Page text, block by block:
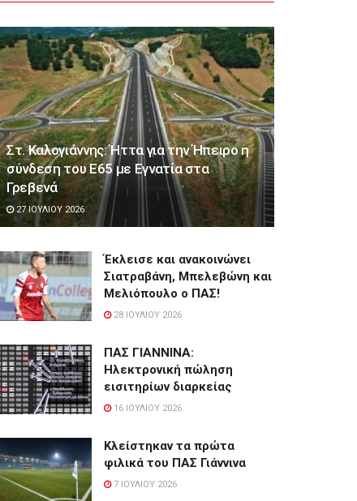
Στ. Καλογιάννης: Ήττα για την Ήπειρο η
σύνδεση του Ε65 με Εγνατία στα
Γρεβενά
27 ΙΟΥΛΊΟΥ 2026
Έκλεισε και ανακοινώνει
Σιατραβάνη, Μπελεβώνη και
Μελιόπουλο ο ΠΑΣ!
28 ΙΟΥΛΊΟΥ 2026
ΠΑΣ ΓΙΑΝΝΙΝΑ:
Hλεκτρονική πώληση
εισιτηρίων διαρκείας
16 ΙΟΥΛΊΟΥ 2026
Κλείστηκαν τα πρώτα
φιλικά του ΠΑΣ Γιάννινα
7 ΙΟΥΛΊΟΥ 2026